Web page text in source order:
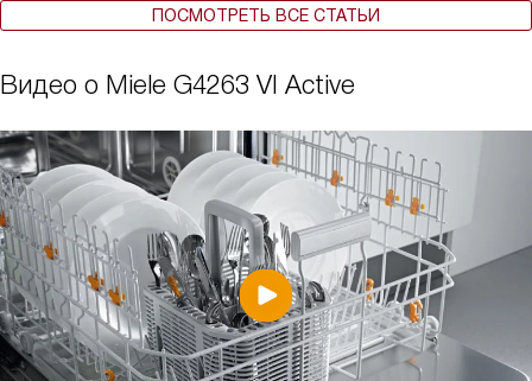
ПОСМОТРЕТЬ ВСЕ СТАТЬИ
Видео о Miele G4263 VI Active